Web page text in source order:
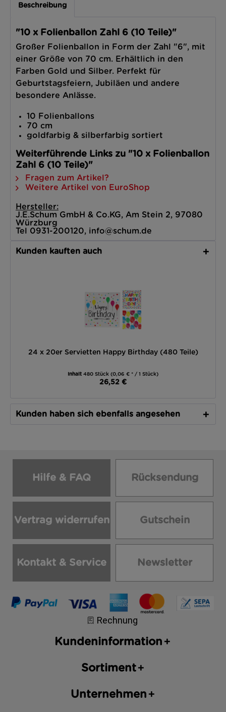
Beschreibung
"10 x Folienballon Zahl 6 (10 Teile)"
Großer Folienballon in Form der Zahl "6", mit
einer Größe von 70 cm. Erhältlich in den
Farben Gold und Silber. Perfekt für
Geburtstagsfeiern, Jubiläen und andere
besondere Anlässe.
10 Folienballons
70 cm
goldfarbig & silberfarbig sortiert
Weiterführende Links zu "10 x Folienballon
Zahl 6 (10 Teile)"
Fragen zum Artikel?
Weitere Artikel von EuroShop
Hersteller:
J.E.Schum GmbH & Co.KG, Am Stein 2, 97080
Würzburg
Tel 0931-200120, info@schum.de
Kunden kauften auch
24 x 20er Servietten Happy Birthday (480 Teile)
Inhalt 480 Stück (0,06 € * / 1 Stück)
26,52 €
Kunden haben sich ebenfalls angesehen
Hilfe & FAQ Rücksendung
Vertrag widerrufen Gutschein
Kontakt & Service Newsletter
Kundeninformation
Sortiment
Unternehmen